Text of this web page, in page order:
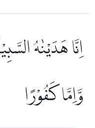
اِنَّا هَدَيْنٰهُ
وَّاِمَّا كَفُوْرًا